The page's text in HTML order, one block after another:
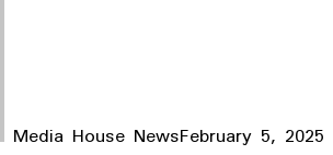
Media House NewsFebruary 5, 2025